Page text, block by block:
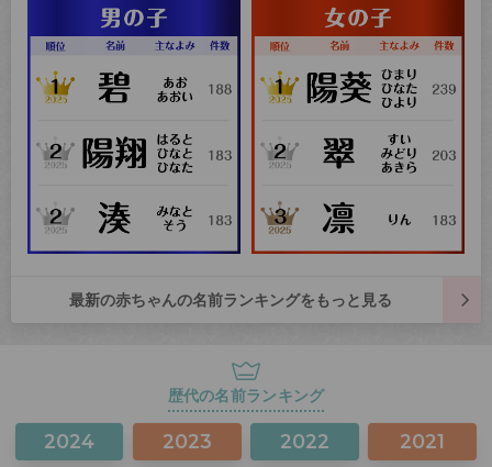
最新の赤ちゃんの名前ランキングをもっと見る
歴代の名前ランキング
2024 2023 2022 2021